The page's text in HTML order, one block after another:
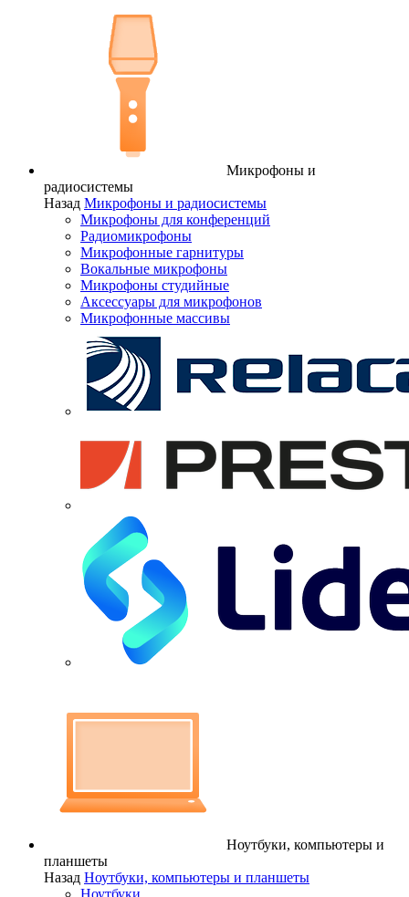
Микрофоны и
радиосистемы
Назад Микрофоны и радиосистемы
Микрофоны для конференций
Радиомикрофоны
Микрофонные гарнитуры
Вокальные микрофоны
Микрофоны студийные
Аксессуары для микрофонов
Микрофонные массивы
Ноутбуки, компьютеры и
планшеты
Назад Ноутбуки, компьютеры и планшеты
Ноутбуки